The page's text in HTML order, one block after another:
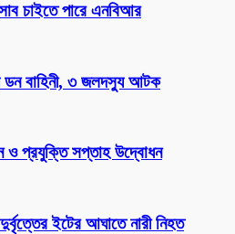
চাইতে পারে এনবিআর
ডন বাহিনী, ৩ জলদস্যু আটক
ও প্রযুক্তি সপ্তাহ উদ্বোধন
ইটের আঘাতে নারী নিহত